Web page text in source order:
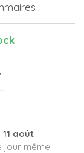
11 août
jour même